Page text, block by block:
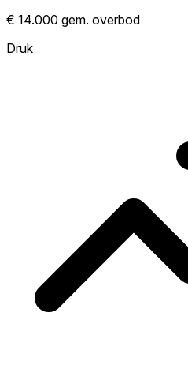
Laat zien hoe competitief de
Hoe meer woningen boven
verkopen, hoe heter. Heet?
€ 14.000 gem. overbod
Druk